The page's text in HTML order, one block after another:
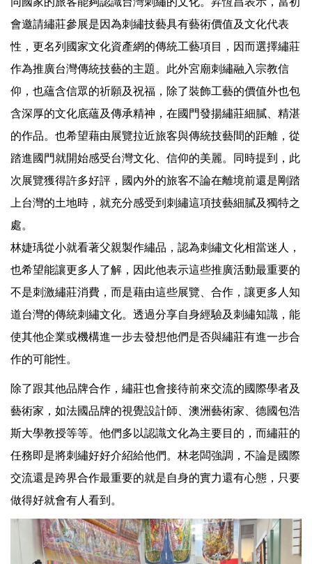
會邀請繡莊參展是因為刺繡技藝具有藝術價值及文化代表
性，更名列國家文化資產網的傳統工藝項目，因而選擇繡莊
作為推廣台灣傳統技藝的主題。此外宮廟刺繡融入宗教信
仰，也蘊含信眾的祈願及祝福，除了裝飾工藝的價值外也包
含深厚的文化底蘊及傳承精神，在國門發揚繡莊細膩、精湛
的作品。也希望藉由展覽拉近旅客與傳統技藝間的距離，從
踏進國門就開始感受台灣文化、信仰的美麗。同時提到，此
次展覽獲得許多好評，國內外的旅客不論在離境前還是剛踏
上台灣的土地時，就充分感受到刺繡這項技藝細膩及獨特之
處。
林婕瑀從小就看著父親製作繡品，認為刺繡文化相當迷人，
也希望能讓更多人了解，因此他表示這些推廣活動最重要的
不是刺激繡莊消費，而是藉由這些展覽、合作，讓更多人知
道台灣的傳統刺繡文化。透過分享自身經驗及刺繡知識，能
使其他企業或機構進一步去發想他們是否與繡莊有進一步合
作的可能性。
除了跟其他品牌合作，繡莊也會接待前來交流的國際學者及
藝術家，如法國品牌的視覺設計師、澳洲藝術家、德國包浩
斯大學教授等等。他們多以認識文化為主要目的，而繡莊的
任務即是將刺繡好好介紹給他們。林老闆強調，不論是國際
交流還是跨界合作最重要的就是自身的實力還有心態，只要
做得好就會有人看到。